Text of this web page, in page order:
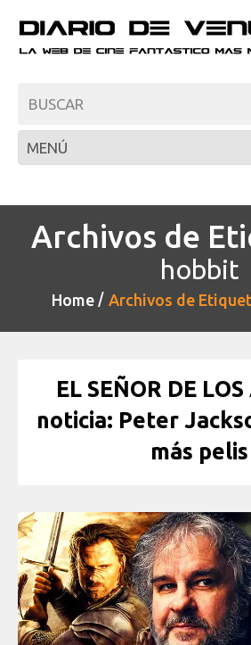
Archivos de
hobbit
Home Archivos de
EL SEÑOR DE
noticia: Peter
más pelis